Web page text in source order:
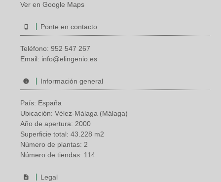
Ver en Google Maps
Ponte en contacto
Teléfono: 952 547 267
Email: info@elingenio.es
Información general
País: España
Ubicación: Vélez-Málaga (Málaga)
Año de apertura: 2000
Superficie total: 43.228 m2
Número de plantas: 2
Número de tiendas: 114
Legal